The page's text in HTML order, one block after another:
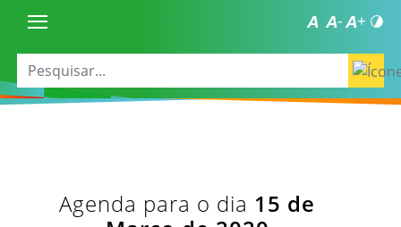
Agenda para o dia 15 de